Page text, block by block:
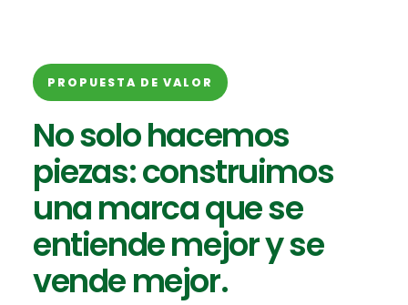
PROPUESTA DE VALOR
No solo hacemos
piezas: construimos
una marca que se
entiende mejor y se
vende mejor.